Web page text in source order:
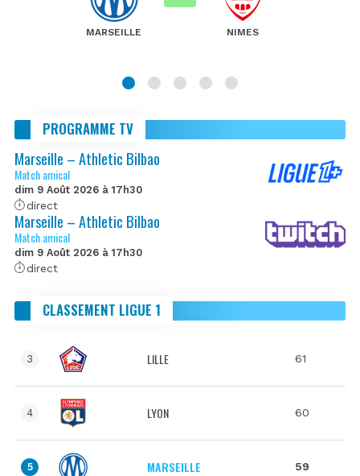
MARSEILLE NIMES
PROGRAMME TV
Marseille – Athletic Bilbao
Match amical
dim 9 Août 2026 à 17h30
direct
Marseille – Athletic Bilbao
Match amical
dim 9 Août 2026 à 17h30
direct
CLASSEMENT LIGUE 1
3 LILLE 61
4 LYON 60
5 MARSEILLE 59